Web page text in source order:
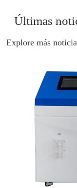
Últimas
Explore más